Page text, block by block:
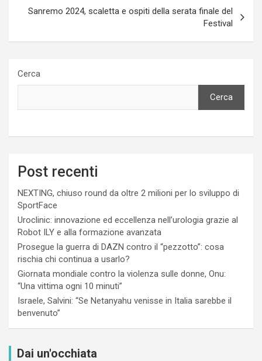
Sanremo 2024, scaletta e ospiti della serata finale del
Festival
Cerca
Cerca
Post recenti
NEXTING, chiuso round da oltre 2 milioni per lo sviluppo di
SportFace
Uroclinic: innovazione ed eccellenza nell’urologia grazie al
Robot ILY e alla formazione avanzata
Prosegue la guerra di DAZN contro il “pezzotto”: cosa
rischia chi continua a usarlo?
Giornata mondiale contro la violenza sulle donne, Onu:
“Una vittima ogni 10 minuti”
Israele, Salvini: “Se Netanyahu venisse in Italia sarebbe il
benvenuto”
Dai un'occhiata